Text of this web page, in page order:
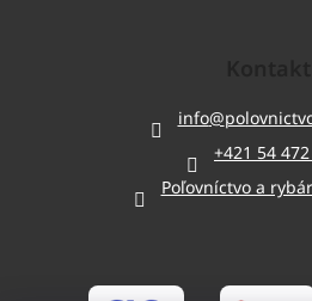
info@
+421 54
Poľovníctvo a